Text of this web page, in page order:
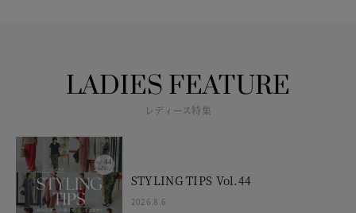
LADIES FEATURE
レディース特集
STYLING TIPS Vol.44
2026.8.6